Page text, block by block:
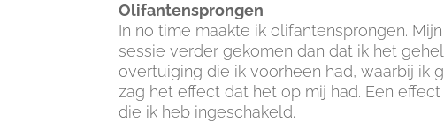
Olifantensprongen
In no time maakte ik olifantensprongen.
sessie verder gekomen dan dat ik het
overtuiging die ik voorheen had, waarbij ik
zag het effect dat het op mij had. Een
die ik heb ingeschakeld.